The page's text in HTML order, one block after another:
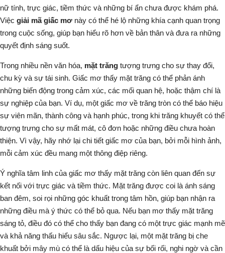
nữ tính, trực giác, tiềm thức và những bí ẩn chưa được khám phá.
Việc giải mã giấc mơ này có thể hé lộ những khía cạnh quan trọng
trong cuộc sống, giúp bạn hiểu rõ hơn về bản thân và đưa ra những
quyết định sáng suốt.
Trong nhiều nền văn hóa, mặt trăng tượng trưng cho sự thay đổi,
chu kỳ và sự tái sinh. Giấc mơ thấy mặt trăng có thể phản ánh
những biến động trong cảm xúc, các mối quan hệ, hoặc thậm chí là
sự nghiệp của bạn. Ví dụ, một giấc mơ về trăng tròn có thể báo hiệu
sự viên mãn, thành công và hạnh phúc, trong khi trăng khuyết có thể
tượng trưng cho sự mất mát, cô đơn hoặc những điều chưa hoàn
thiện. Vì vậy, hãy nhớ lại chi tiết giấc mơ của bạn, bởi mỗi hình ảnh,
mỗi cảm xúc đều mang một thông điệp riêng.
Ý nghĩa tâm linh của giấc mơ thấy mặt trăng còn liên quan đến sự
kết nối với trực giác và tiềm thức. Mặt trăng được coi là ánh sáng
ban đêm, soi rọi những góc khuất trong tâm hồn, giúp bạn nhận ra
những điều mà ý thức có thể bỏ qua. Nếu bạn mơ thấy mặt trăng
sáng tỏ, điều đó có thể cho thấy bạn đang có một trực giác mạnh mẽ
và khả năng thấu hiểu sâu sắc. Ngược lại, một mặt trăng bị che
khuất bởi mây mù có thể là dấu hiệu của sự bối rối, nghi ngờ và cần